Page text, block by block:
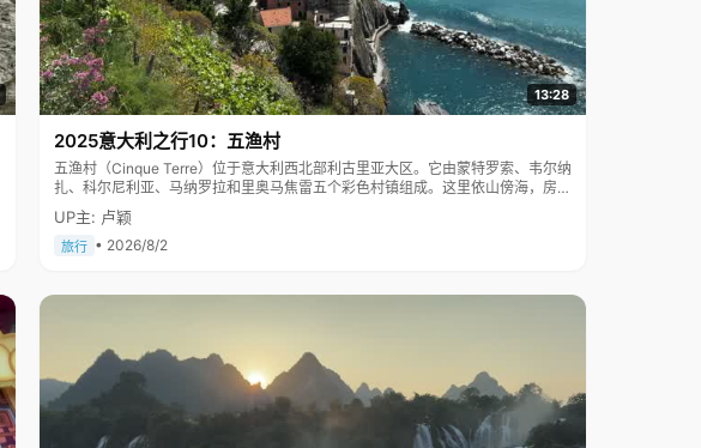
13:28
2025意大利之行10：五渔村
五渔村（Cinque Terre）位于意大利西北部利古里亚大区。它由蒙特罗索、韦尔纳
扎、科尔尼利亚、马纳罗拉和里奥马焦雷五个彩色村镇组成。这里依山傍海，房屋
色彩斑斓，1997年被列为世界文化遗产。
UP主: 卢颖
旅行 • 2026/8/2